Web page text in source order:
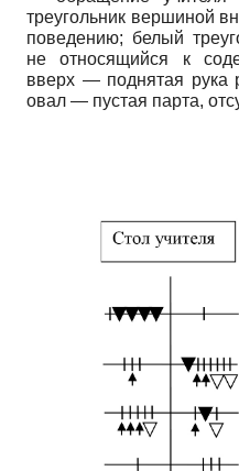
треугольник вершиной
поведению; белый
не относящийся к
вверх — поднятая рука
овал — пустая парта,